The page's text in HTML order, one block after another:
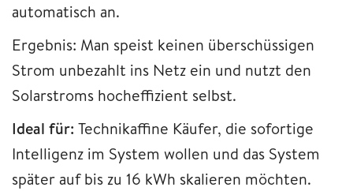
automatisch an.
Ergebnis: Man speist keinen überschüssigen
Strom unbezahlt ins Netz ein und nutzt den
Solarstroms hocheffizient selbst.
Ideal für: Technikaffine Käufer, die sofortige
Intelligenz im System wollen und das System
später auf bis zu 16 kWh skalieren möchten.